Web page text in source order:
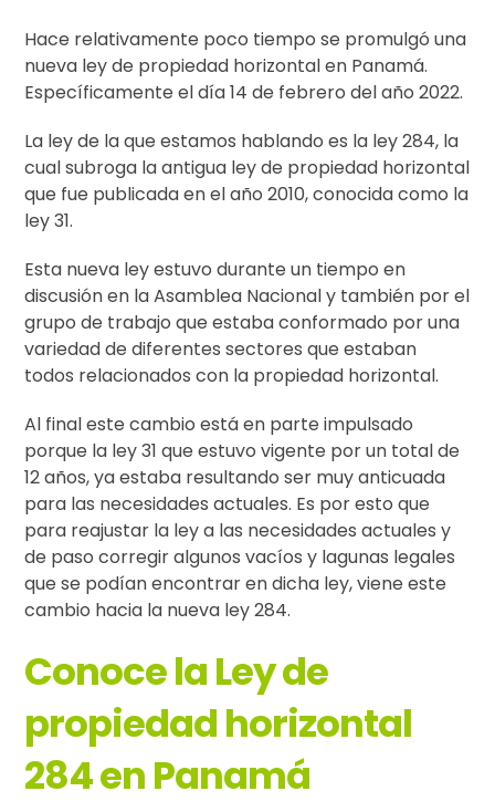
Hace relativamente poco tiempo se promulgó una
nueva ley de propiedad horizontal en Panamá.
Específicamente el día 14 de febrero del año 2022.
La ley de la que estamos hablando es la ley 284, la
cual subroga la antigua ley de propiedad horizontal
que fue publicada en el año 2010, conocida como la
ley 31.
Esta nueva ley estuvo durante un tiempo en
discusión en la Asamblea Nacional y también por el
grupo de trabajo que estaba conformado por una
variedad de diferentes sectores que estaban
todos relacionados con la propiedad horizontal.
Al final este cambio está en parte impulsado
porque la ley 31 que estuvo vigente por un total de
12 años, ya estaba resultando ser muy anticuada
para las necesidades actuales. Es por esto que
para reajustar la ley a las necesidades actuales y
de paso corregir algunos vacíos y lagunas legales
que se podían encontrar en dicha ley, viene este
cambio hacia la nueva ley 284.
Conoce la Ley de
propiedad horizontal
284 en Panamá